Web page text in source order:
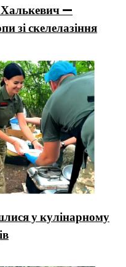
—
зі скелелазіння
у кулінарному